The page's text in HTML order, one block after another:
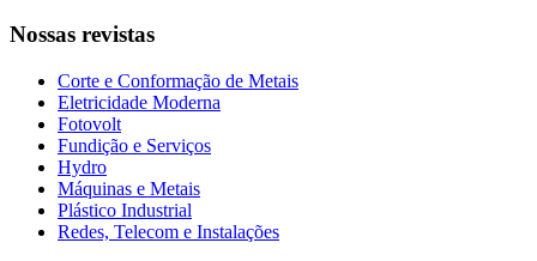
Nossas revistas
Corte e Conformação de Metais
Eletricidade Moderna
Fotovolt
Fundição e Serviços
Hydro
Máquinas e Metais
Plástico Industrial
Redes, Telecom e Instalações